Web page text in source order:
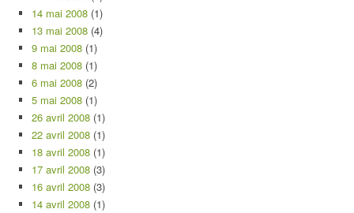
14 mai 2008 (1)
13 mai 2008 (4)
9 mai 2008 (1)
8 mai 2008 (1)
6 mai 2008 (2)
5 mai 2008 (1)
26 avril 2008 (1)
22 avril 2008 (1)
18 avril 2008 (1)
17 avril 2008 (3)
16 avril 2008 (3)
14 avril 2008 (1)